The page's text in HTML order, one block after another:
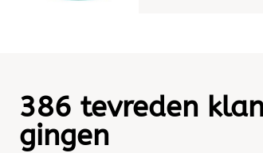
386 tevreden
gingen